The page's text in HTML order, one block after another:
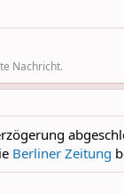
Nachricht.
Berliner Zeitung